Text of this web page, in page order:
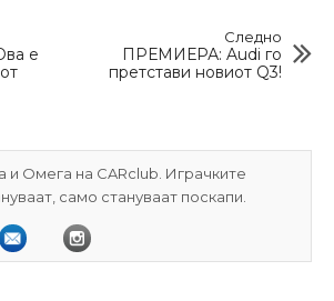
е
Следно
ПРЕМИЕРА: Audi го
претстави новиот Q3!
и Омега на CARclub. Играчките
само стануваат поскапи.